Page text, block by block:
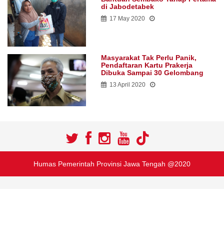
di Jabodetabek
17 May 2020
Masyarakat Tak Perlu Panik,
Pendaftaran Kartu Prakerja
Dibuka Sampai 30 Gelombang
13 April 2020
Humas Pemerintah Provinsi Jawa Tengah @2020